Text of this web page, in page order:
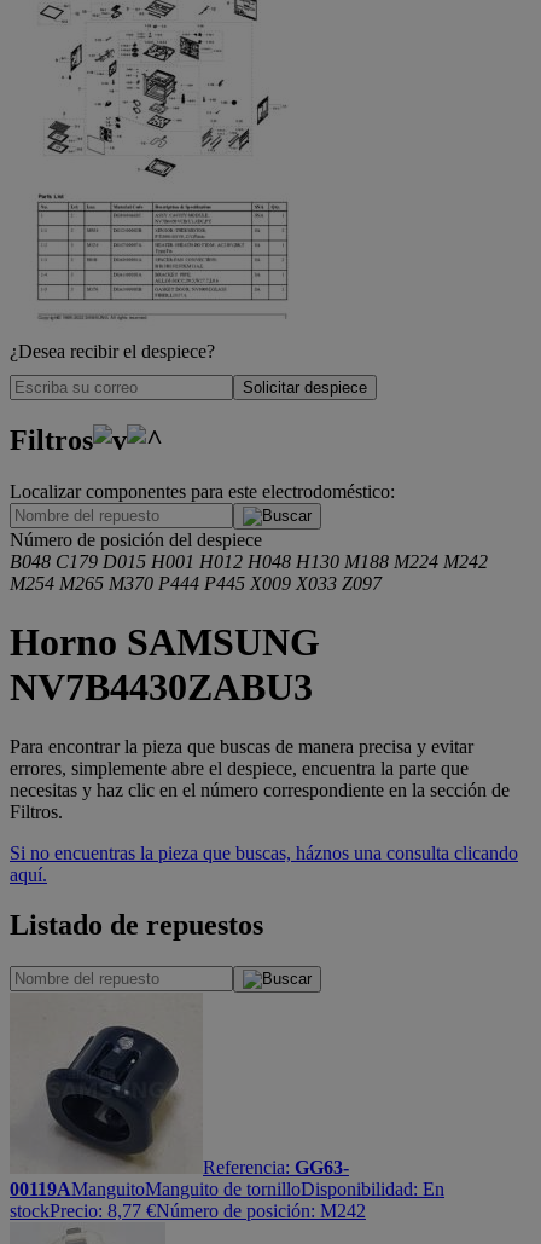
¿Desea recibir el despiece?
Solicitar despiece
Filtros
Localizar componentes para este electrodoméstico:
Número de posición del despiece
B048 C179 D015 H001 H012 H048 H130 M188 M224 M242
M254 M265 M370 P444 P445 X009 X033 Z097
Horno SAMSUNG
NV7B4430ZABU3
Para encontrar la pieza que buscas de manera precisa y evitar
errores, simplemente abre el despiece, encuentra la parte que
necesitas y haz clic en el número correspondiente en la sección de
Filtros.
Si no encuentras la pieza que buscas, háznos una consulta clicando
aquí.
Listado de repuestos
Referencia: GG63-
00119AManguitoManguito de tornilloDisponibilidad: En
stockPrecio: 8,77 €Número de posición: M242